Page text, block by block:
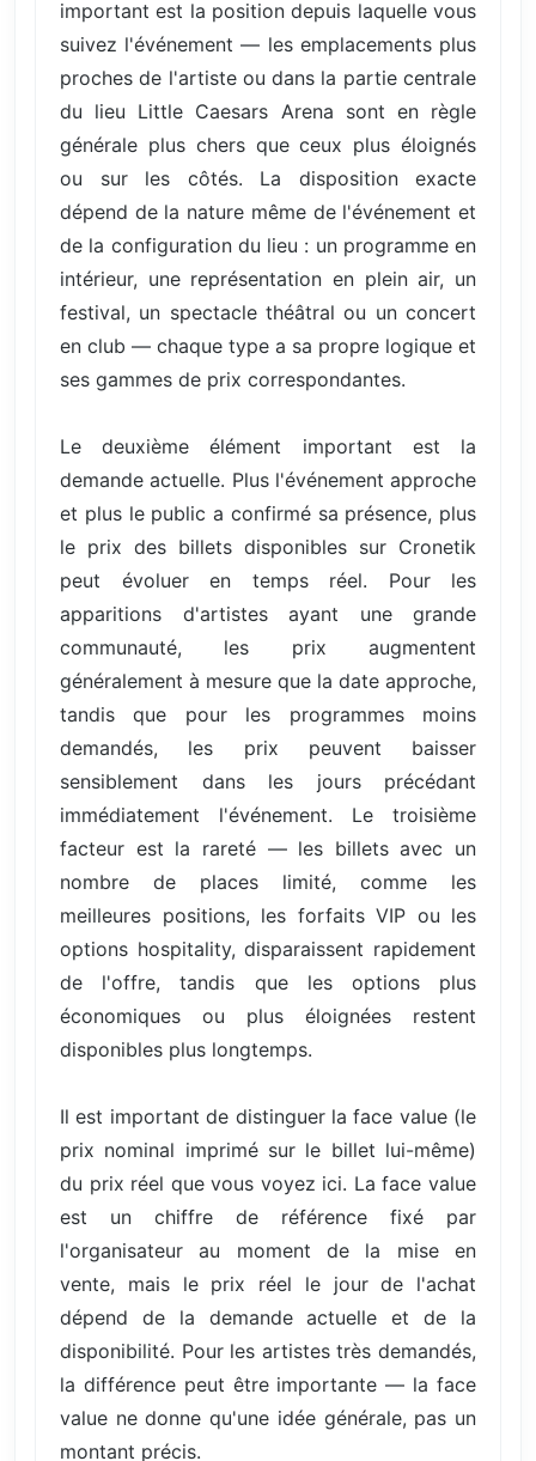
important est la position depuis laquelle vous
suivez l'événement — les emplacements plus
proches de l'artiste ou dans la partie centrale
du lieu Little Caesars Arena sont en règle
générale plus chers que ceux plus éloignés
ou sur les côtés. La disposition exacte
dépend de la nature même de l'événement et
de la configuration du lieu : un programme en
intérieur, une représentation en plein air, un
festival, un spectacle théâtral ou un concert
en club — chaque type a sa propre logique et
ses gammes de prix correspondantes.
Le deuxième élément important est la
demande actuelle. Plus l'événement approche
et plus le public a confirmé sa présence, plus
le prix des billets disponibles sur Cronetik
peut évoluer en temps réel. Pour les
apparitions d'artistes ayant une grande
communauté, les prix augmentent
généralement à mesure que la date approche,
tandis que pour les programmes moins
demandés, les prix peuvent baisser
sensiblement dans les jours précédant
immédiatement l'événement. Le troisième
facteur est la rareté — les billets avec un
nombre de places limité, comme les
meilleures positions, les forfaits VIP ou les
options hospitality, disparaissent rapidement
de l'offre, tandis que les options plus
économiques ou plus éloignées restent
disponibles plus longtemps.
Il est important de distinguer la face value (le
prix nominal imprimé sur le billet lui-même)
du prix réel que vous voyez ici. La face value
est un chiffre de référence fixé par
l'organisateur au moment de la mise en
vente, mais le prix réel le jour de l'achat
dépend de la demande actuelle et de la
disponibilité. Pour les artistes très demandés,
la différence peut être importante — la face
value ne donne qu'une idée générale, pas un
montant précis.